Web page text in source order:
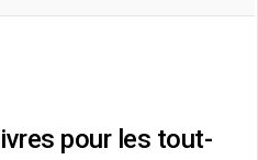
pour les tout-